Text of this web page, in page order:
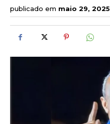
publicado em maio 29, 2025